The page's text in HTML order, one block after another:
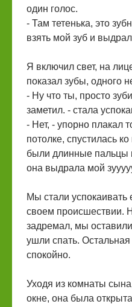
один голос.
- Там тетенька, это
взять мой зуб и
Я включил свет, на
показал зубы, одного
- Ну что ты, просто
заметил. - стала
- Нет, - упорно плакал
потолке, спустилась
были длинные пальцы
она выдрала мой
Мы стали успокаивать
своем происшествии.
задремал, мы
ушли спать.
спокойно.
Уходя из комнаты
окне, она была